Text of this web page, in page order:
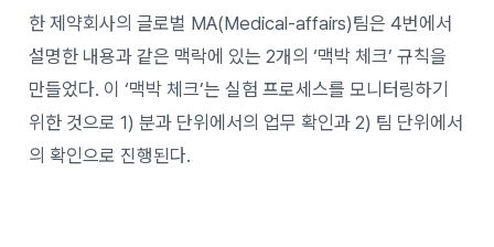
한 제약회사의 글로벌 MA(Medical-affairs)팀은 4번에서
설명한 내용과 같은 맥락에 있는 2개의 ‘맥박 체크’ 규칙을
만들었다. 이 ‘맥박 체크’는 실험 프로세스를 모니터링하기
위한 것으로 1) 분과 단위에서의 업무 확인과 2) 팀 단위에서
의 확인으로 진행된다.